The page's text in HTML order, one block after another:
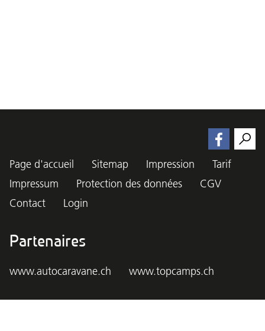
Page d'accueil Sitemap Impression
Tarif
Impressum
Protection des données
CGV
Contact
Login
Partenaires
www.autocaravane.ch www.topcamps.ch